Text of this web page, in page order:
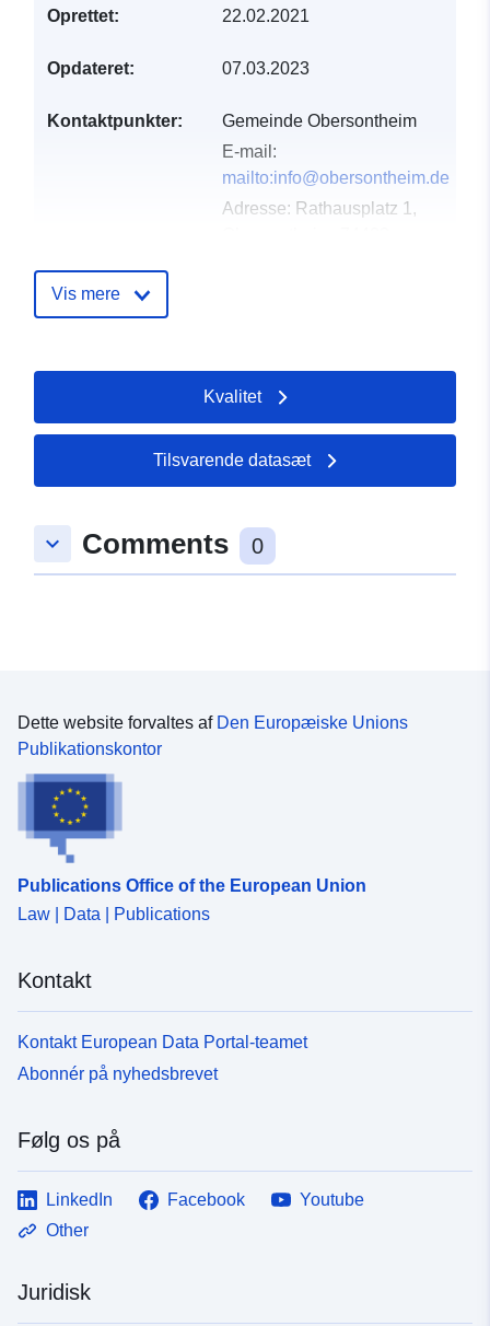
Oprettet: 22.02.2021
Opdateret: 07.03.2023
Kontaktpunkter:
Gemeinde Obersontheim
E-mail:
mailto:info@obersontheim.de
Adresse: Rathausplatz 1,
Fortegnelse over
Tilføjet til data.europa.eu: 24
January 2026
Opdateret på data.europa.eu:
25 July 2026
49.04035 ], [ 9.8630141,
49.04035 ], [ 9.8630141,
uriRef:
http://data.europa.eu/88u/dataset/
Vis mere
Kvalitet
Tilsvarende datasæt
keyboard_arrow_down Comments 0
Dette website forvaltes af Den Europæiske Unions
Publikationskontor
Publications Office of the European Union
Law | Data | Publications
Kontakt
Kontakt European Data Portal-teamet
Abonnér på nyhedsbrevet
Følg os på
LinkedIn Facebook
Youtube
Other
Juridisk